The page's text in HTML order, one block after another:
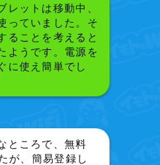
レットは移動中、
っていました。そ
ることを考えると
ようです。電源を
に使え簡単でし
ところで、無料
が、簡易登録し